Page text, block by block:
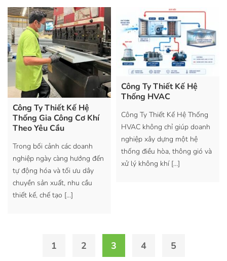
Công Ty Thiết Kế Hệ
Thống Gia Công Cơ Khí
Theo Yêu Cầu
Trong bối cảnh các doanh
nghiệp ngày càng hướng đến
tự động hóa và tối ưu dây
chuyền sản xuất, nhu cầu
thiết kế, chế tạo […]
Công Ty Thiết Kế Hệ
Thống HVAC
Công Ty Thiết Kế Hệ Thống
HVAC không chỉ giúp doanh
nghiệp xây dựng một hệ
thống điều hòa, thông gió và
xử lý không khí[…]
1 2 3 4 5